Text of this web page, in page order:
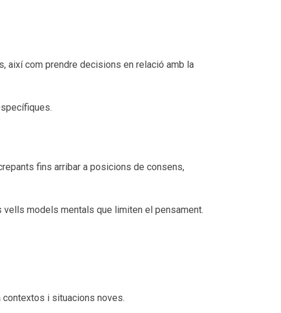
així com prendre decisions en relació amb la
fins arribar a posicions de consens,
vells models mentals que limiten el pensament.
i situacions noves.